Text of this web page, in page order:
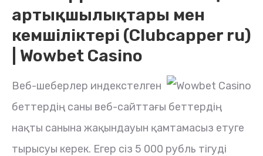
артықшылықтары мен
кемшіліктері (Clubcapper ru)
| Wowbet Casino
Веб-шеберлер индекстелген
беттердің саны веб-сайттағы беттердің
нақты санына жақындауын қамтамасыз етуге
тырысуы керек. Егер сіз 5 000 рубль тігуді